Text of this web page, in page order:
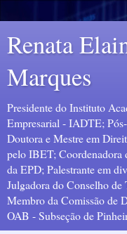
Renata
Marques
Presidente do Instituto
Empresarial - IADTE;
Doutora e Mestre em
pelo IBET; Coordenadora
da EPD; Palestrante em
Julgadora do Conselho
Membro da Comissão de
OAB - Subseção de